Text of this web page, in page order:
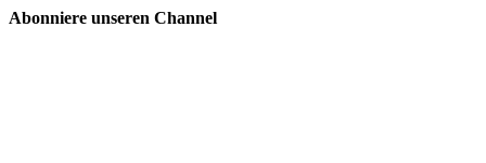
Abonniere unseren Channel